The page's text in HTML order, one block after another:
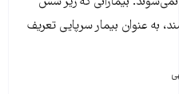
به عنوان بیمار سرپایی تعریف